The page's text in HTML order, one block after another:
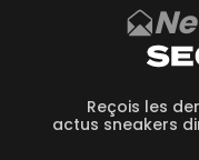
Reçois les
actus sneakers